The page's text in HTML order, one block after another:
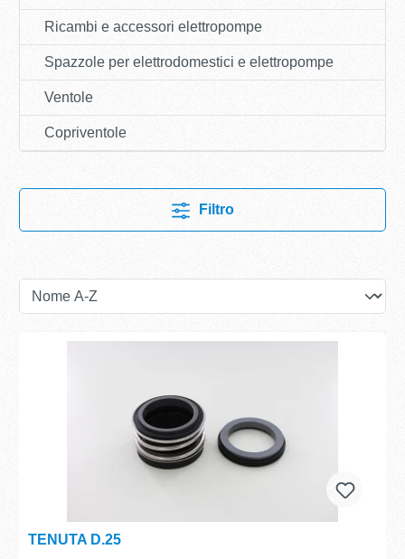
Ricambi e accessori elettropompe
Spazzole per elettrodomestici e elettropompe
Ventole
Copriventole
Filtro
TENUTA D.25